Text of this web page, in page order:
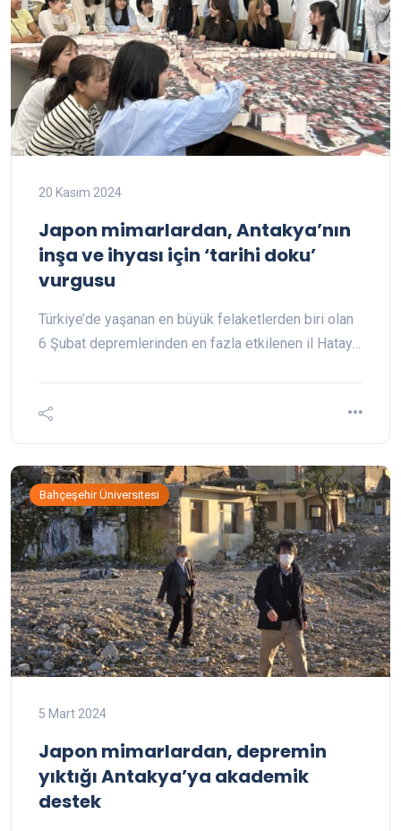
20 Kasım 2024
Japon mimarlardan, Antakya’nın
inşa ve ihyası için ‘tarihi doku’
vurgusu
Türkiye’de yaşanan en büyük felaketlerden biri olan
6 Şubat depremlerinden en fazla etkilenen il Hatay…
Bahçeşehir Üniversitesi
5 Mart 2024
Japon mimarlardan, depremin
yıktığı Antakya’ya akademik
destek